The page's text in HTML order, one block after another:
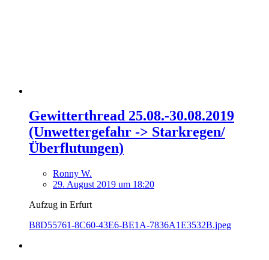
Gewitterthread 25.08.-30.08.2019
(Unwettergefahr -> Starkregen/
Überflutungen)
Ronny W.
29. August 2019 um 18:20
Aufzug in Erfurt
B8D55761-8C60-43E6-BE1A-7836A1E3532B.jpeg